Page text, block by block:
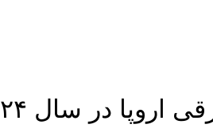
تسلا همچنان در صدر